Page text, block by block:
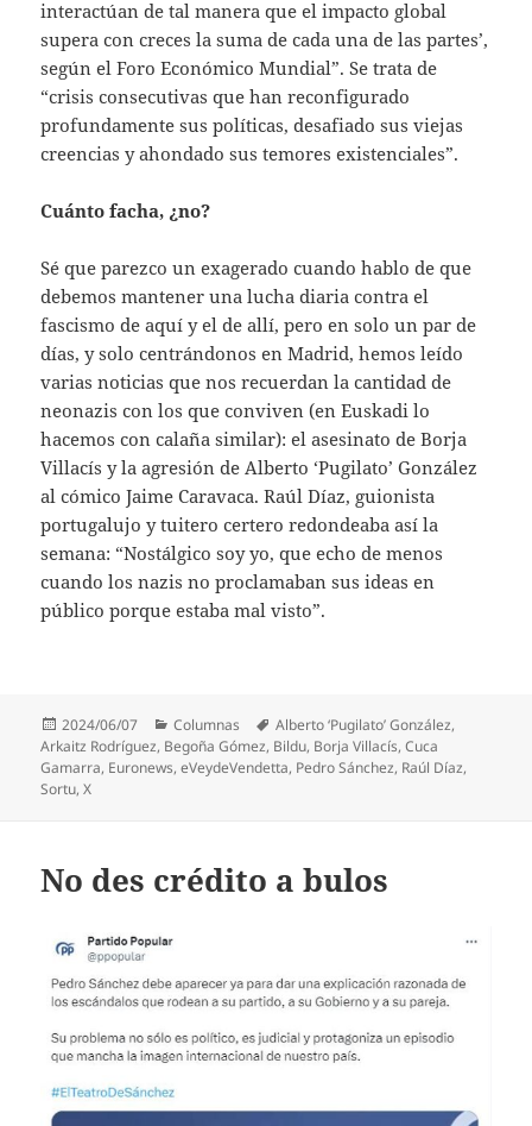
interactúan de tal manera que el impacto global
supera con creces la suma de cada una de las partes’,
según el Foro Económico Mundial”. Se trata de
“crisis consecutivas que han reconfigurado
profundamente sus políticas, desafiado sus viejas
creencias y ahondado sus temores existenciales”.
Cuánto facha, ¿no?
Sé que parezco un exagerado cuando hablo de que
debemos mantener una lucha diaria contra el
fascismo de aquí y el de allí, pero en solo un par de
días, y solo centrándonos en Madrid, hemos leído
varias noticias que nos recuerdan la cantidad de
neonazis con los que conviven (en Euskadi lo
hacemos con calaña similar): el asesinato de Borja
Villacís y la agresión de Alberto ‘Pugilato’ González
al cómico Jaime Caravaca. Raúl Díaz, guionista
portugalujo y tuitero certero redondeaba así la
semana: “Nostálgico soy yo, que echo de menos
cuando los nazis no proclamaban sus ideas en
público porque estaba mal visto”.
Publicado
el
2024/06/07 Categorías
Columnas Etiquetas
Alberto ‘Pugilato’ González,
Arkaitz Rodríguez, Begoña Gómez, Bildu, Borja Villacís,Cuca
Gamarra, Euronews,eVeydeVendetta, Pedro Sánchez, Raúl Díaz,
Sortu,X
No des crédito a bulos